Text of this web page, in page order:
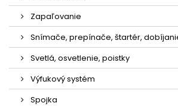
Zapaľovanie
Snímače, prepínače, štartér,
Svetlá, osvetlenie, poistky
Výfukový systém
Spojka